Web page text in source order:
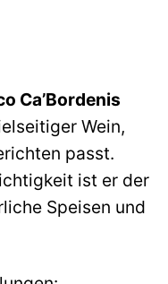
Ca’Bordenis
Wein,
passt.
ist er der
Speisen und